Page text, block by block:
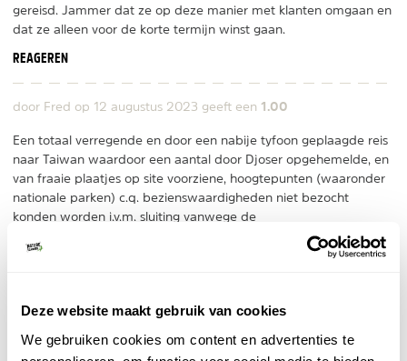
Deze website maakt gebruik van cookies
We gebruiken cookies om content en advertenties te
gereisd. Jammer dat ze op deze manier met klanten omgaan en
dat ze alleen voor de korte termijn winst gaan.
REAGEREN
door Fred op 12 augustus 2023 geeft een 1.00
Een totaal verregende en door een nabije tyfoon geplaagde reis
naar Taiwan waardoor een aantal door Djoser opgehemelde, en
van fraaie plaatjes op site voorziene, hoogtepunten (waaronder
nationale parken) c.q. bezienswaardigheden niet bezocht
konden worden i.v.m. sluiting vanwege de
tot hetgeen aangeboden werd en inherent daaraan de